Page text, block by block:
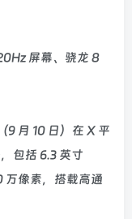
屏幕、骁龙 8
9 月 10 日）在 X 平
包括 6.3 英寸
万像素，搭载高通